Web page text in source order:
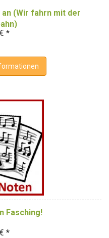
an (Wir fahrn mit der
*
Fasching!
*